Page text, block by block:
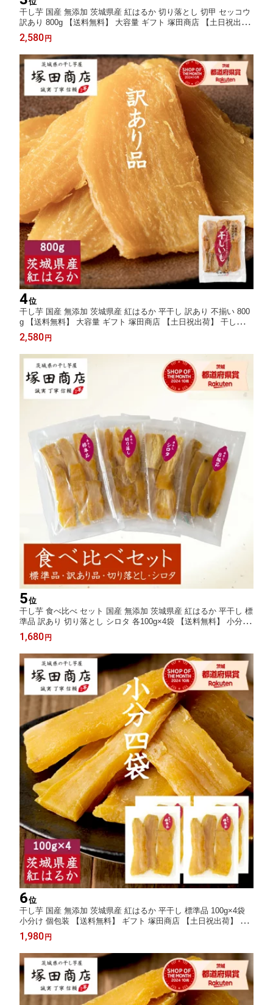
干し芋 国産 無添加 茨城県産 紅はるか 切り落とし 切甲 セッコウ
訳あり 800g 【送料無料】 大容量 ギフト 塚田商店 【土日祝出
荷】 干しいも ほしいも さつまいも 和菓子 スイーツ おやつ
2,580円
4位
干し芋 国産 無添加 茨城県産 紅はるか 平干し 訳あり 不揃い 800
g 【送料無料】 大容量 ギフト 塚田商店 【土日祝出荷】 干しいも
ほしいも さつまいも 和菓子 スイーツ おやつ お取り寄せ
2,580円
5位
干し芋 食べ比べ セット 国産 無添加 茨城県産 紅はるか 平干し 標
準品 訳あり 切り落とし シロタ 各100g×4袋 【送料無料】 小分け
ギフト 塚田商店 【土日祝出荷】 干しいも ほしいも さつまいも
和菓子 スイーツ おやつ お取り寄せ
1,680円
6位
干し芋 国産 無添加 茨城県産 紅はるか 平干し 標準品 100g×4袋
小分け 個包装 【送料無料】 ギフト 塚田商店 【土日祝出荷】 干
しいも ほしいも さつまいも 和菓子 スイーツ おやつ お取り寄せ
1,980円